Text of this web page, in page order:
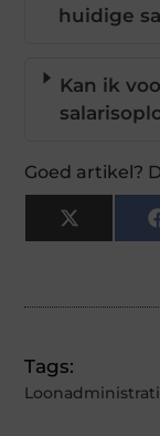
huidige
Kan ik
Goed artikel?
X
(Twitter)
Tags: